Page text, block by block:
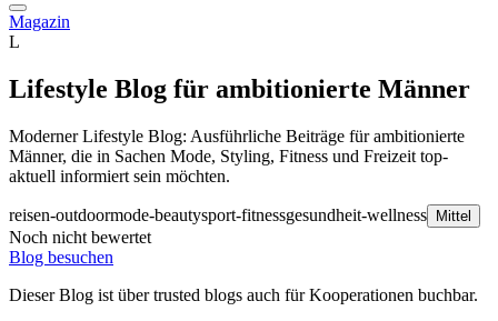
Magazin
L
Lifestyle Blog für ambitionierte Männer
Moderner Lifestyle Blog: Ausführliche Beiträge für ambitionierte
Männer, die in Sachen Mode, Styling, Fitness und Freizeit top-
aktuell informiert sein möchten.
reisen-outdoormode-beautysport-fitnessgesundheit-wellness Mittel
Noch nicht bewertet
Blog besuchen
Dieser Blog ist über trusted blogs auch für Kooperationen buchbar.